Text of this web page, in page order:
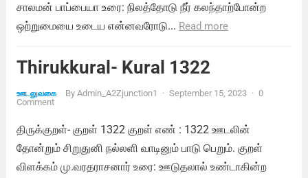
சாலமன் பாப்பையா உரை: நிலத்தோடு நீர் கலந்தாற்போன்ற
ஒற்றுமையை உடைய என்னவரோடு... Read more
Thirukkural- Kural 1322
ஊடலுவகை By Admin_A2Zjunction1 · September 15, 2023 · 0
Comment
திருக்குறள்- குறள் 1322 குறள் எண் : 1322 ஊடலின்
தோன்றும் சிறுதுனி நல்லளி வாடினும் பாடு பெறும். குறள்
விளக்கம் மு.வரதராசனார் உரை: ஊடுதலால் உண்டாகின்ற